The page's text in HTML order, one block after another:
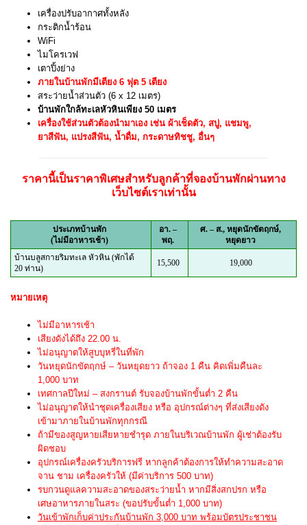
เครื่องปรับอากาศทั้งหลัง
กระติกน้ำร้อน
WiFi
ไมโครเวฟ
เตาปิ้งย่าง
ภายในบ้านพักมีเตียง 6 ฟุต 5 เตียง
สระว่ายน้ำส่วนตัว (6 x 12 เมตร)
บ้านพักใกล้ทะเลหัวหินเพียง 50 เมตร
เครื่องใช้ส่วนตัวต้องนำมาเอง เช่น ผ้าเช็ดตัว, สบู่, แชมพู,
ยาสีฟัน, แปรงสีฟัน, น้ำดื่ม, กระดาษทิชชู, อื่นๆ
ราคานี้เป็นราคาพิเศษสำหรับลูกค้าที่จองบ้านพักผ่านทาง
เว็บไซต์เราเท่านั้น
ประเภทบ้านพัก
(ไม่มีอาหารเช้า)
อา. –
พฤ.
ศ. – ส., หยุดนักขัตฤกษ์,
หยุดยาว
บ้านบลูสกายริมทะเล หัวหิน (พักได้
20 ท่าน)
15,500 19,000
หมายเหตุ
ไม่มีอาหารเช้า
เสียงดังได้ถึง 22.00 น.
ไม่อนุญาตให้สูบบุหรี่ในที่พัก
วันหยุดนักขัตฤกษ์ – วันหยุดยาว ถ้าจอง 1 คืน คิดเพิ่มคืนละ
1,000 บาท
เทศกาลปีใหม่ – สงกรานต์ รับจองบ้านพักขั้นต่ำ 2 คืน
ไม่อนุญาตให้นำชุดเครื่องเสียง หรือ อุปกรณ์ต่างๆ ที่ส่งเสียงดัง
เข้ามาภายในบ้านพักทุกกรณี
ถ้ามีของสูญหายเสียหายชำรุด ภายในบริเวณบ้านพัก ผู้เช่าต้องรับ
ผิดชอบ
อุปกรณ์เครื่องครัวบริการฟรี หากลูกค้าต้องการให้ทำความสะอาด
จาน ชาม เครื่องครัวให้ (มีค่าบริการ 500 บาท)
รบกวนดูแลความสะอาดของสระว่ายน้ำ หากมีสิ่งสกปรก หรือ
เศษอาหารภายในสระ (ขอปรับขั้นต่ำ 1,000 บาท)
วันเข้าพักเก็บค่าประกันบ้านพัก 3,000 บาท พร้อมบัตรประชาชน